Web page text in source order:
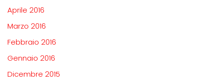
Aprile 2016
Marzo 2016
Febbraio 2016
Gennaio 2016
Dicembre 2015